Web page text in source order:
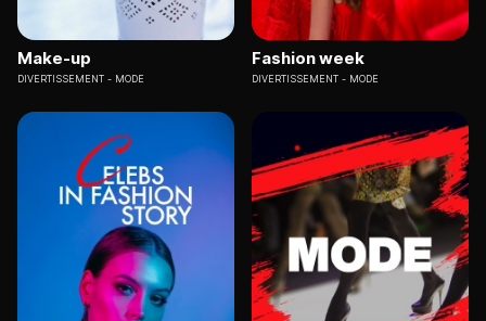
Make-up
DIVERTISSEMENT MODE
Fashion week
DIVERTISSEMENT MODE